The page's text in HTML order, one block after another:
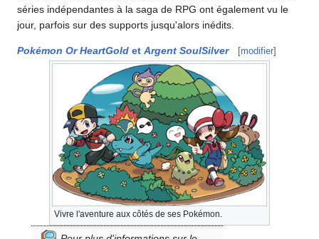
séries indépendantes à la saga de RPG ont également vu le
jour, parfois sur des supports jusqu'alors inédits.
Pokémon Or HeartGold et Argent SoulSilver [modifier]
Vivre l'aventure aux côtés de ses Pokémon.